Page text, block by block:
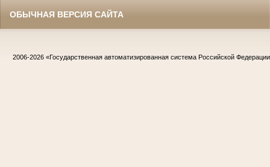
ОБЫЧНАЯ ВЕРСИЯ САЙТА
2006-2026 «Государственная автоматизированная система Российской